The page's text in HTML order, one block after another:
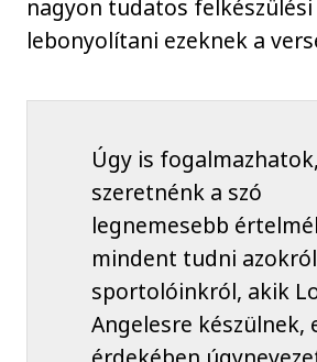
nagyon tudatos
lebonyolítani ezeknek a
Úgy is
szeretnénk a szó
legnemesebb
mindent tudni
sportolóinkról, akik
Angelesre készülnek,